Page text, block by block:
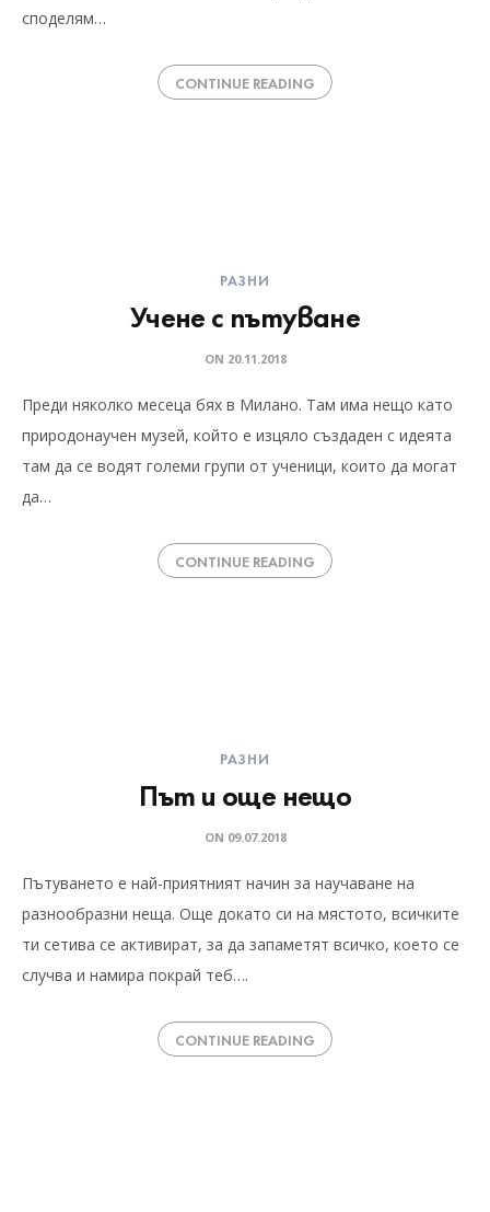
споделям…
CONTINUE READING
РАЗНИ
Учене с пътуване
ON 20.11.2018
Преди няколко месеца бях в Милано. Там има нещо като
природонаучен музей, който е изцяло създаден с идеята
там да се водят големи групи от ученици, които да могат
да…
CONTINUE READING
РАЗНИ
Път и още нещо
ON 09.07.2018
Пътуването е най-приятният начин за научаване на
разнообразни неща. Още докато си на мястото, всичките
ти сетива се активират, за да запаметят всичко, което се
случва и намира покрай теб….
CONTINUE READING